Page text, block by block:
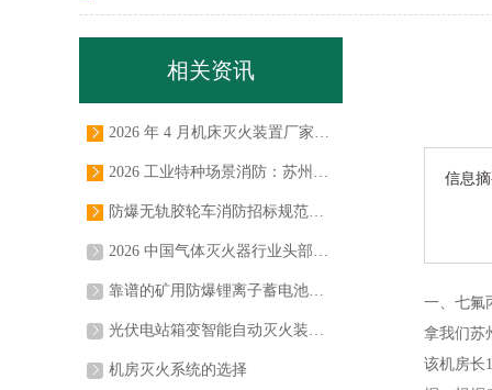
信息
一、七氟
拿我们苏
该机房长
相关资讯
2026 年 4 月机床灭火装置厂家推荐，自动机床 / 清洗机 / 走心机 / 搓丝机 / 磨床 / 火花机灭火装置，七氟丙烷二氧化碳灭火系统实力源头厂商
2026 工业特种场景消防：苏州念海消防引领的气体灭火系统深度解析
防爆无轨胶轮车消防招标规范要求解读
2026 中国气体灭火器行业头部品牌与技术创新标杆企业盘点
靠谱的矿用防爆锂离子蓄电池无轨胶轮车自动灭火装置，该如何选？
光伏电站箱变智能自动灭火装置解决方案
机房灭火系统的选择